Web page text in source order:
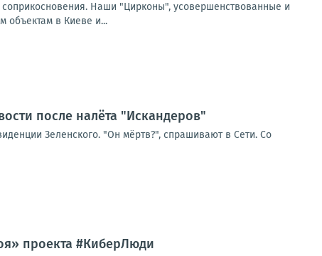
Наши "Цирконы", усовершенствованные и
объектам в Киеве и...
после налёта "Искандеров"
Зеленского. "Он мёртв?", спрашивают в Сети. Со
проекта #КиберЛюди